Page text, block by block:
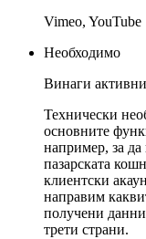
Vimeo, YouTube
Необходимо
Винаги активни
Технически
основните
например, за да
пазарската
клиентски
направим
получени
трети страни.